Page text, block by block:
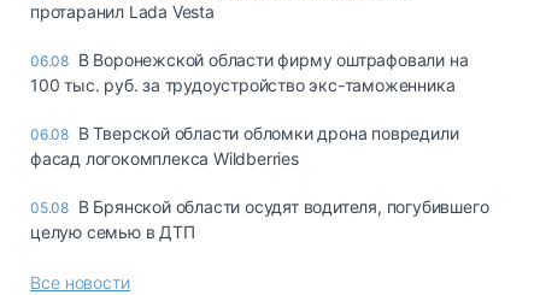
протаранил Lada Vesta
06.08 В Воронежской области фирму оштрафовали на
100 тыс. руб. за трудоустройство экс-таможенника
06.08 В Тверской области обломки дрона повредили
фасад логокомплекса Wildberries
05.08 В Брянской области осудят водителя, погубившего
целую семью в ДТП
Все новости